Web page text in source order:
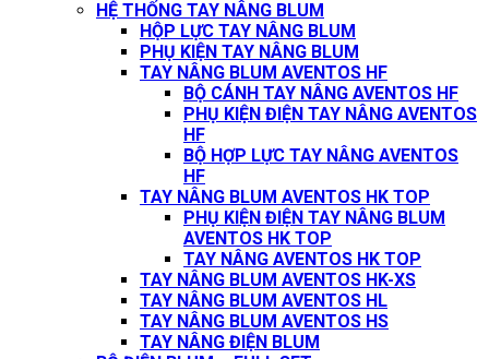
HỆ THỐNG TAY NÂNG BLUM
HỘP LỰC TAY NÂNG BLUM
PHỤ KIỆN TAY NÂNG BLUM
TAY NÂNG BLUM AVENTOS HF
BỘ CÁNH TAY NÂNG AVENTOS HF
PHỤ KIỆN ĐIỆN TAY NÂNG AVENTOS
HF
BỘ HỢP LỰC TAY NÂNG AVENTOS
HF
TAY NÂNG BLUM AVENTOS HK TOP
PHỤ KIỆN ĐIỆN TAY NÂNG BLUM
AVENTOS HK TOP
TAY NÂNG AVENTOS HK TOP
TAY NÂNG BLUM AVENTOS HK-XS
TAY NÂNG BLUM AVENTOS HL
TAY NÂNG BLUM AVENTOS HS
TAY NÂNG ĐIỆN BLUM